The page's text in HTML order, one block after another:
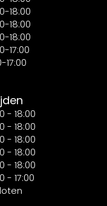
18:00
18:00
18:00
17:00
17:00
- 18:00
- 18:00
- 18:00
- 18:00
- 18:00
- 17:00